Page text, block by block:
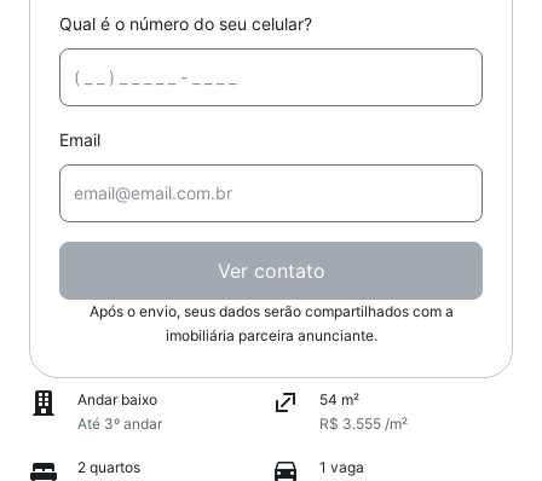
Qual é o número do seu celular?
Email
Ver contato
Após o envio, seus dados serão compartilhados com a
imobiliária parceira anunciante.
Andar baixo
Até 3º andar
54 m²
R$ 3.555 /m²
2 quartos
1 vaga